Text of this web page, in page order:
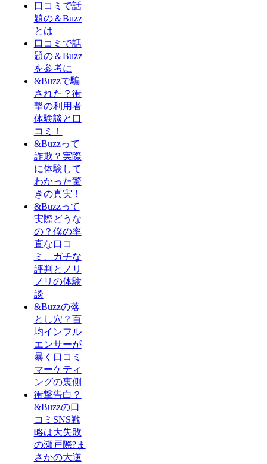
口コミで話
題の＆Buzz
とは
口コミで話
題の＆Buzz
を参考に
&Buzzで騙
された？衝
撃の利用者
体験談と口
コミ！
&Buzzって
詐欺？実際
に体験して
わかった驚
きの真実！
&Buzzって
実際どうな
の？僕の率
直な口コ
ミ、ガチな
評判とノリ
ノリの体験
談
&Buzzの落
とし穴？百
均インフル
エンサーが
暴く口コミ
マーケティ
ングの裏側
衝撃告白？
&Buzzの口
コミSNS戦
略は大失敗
の瀬戸際?ま
さかの大逆